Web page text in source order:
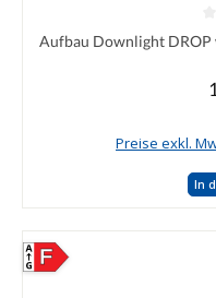
Durchschnittliche
Aufbau Downlight
Preise exkl.
In
F